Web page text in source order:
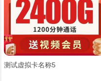
测试虚拟卡名称5